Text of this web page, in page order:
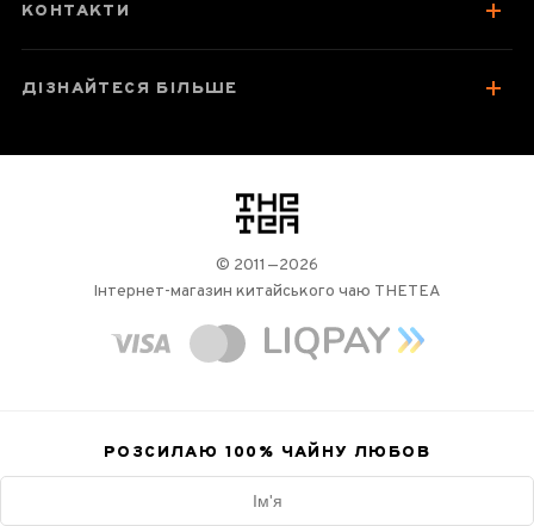
КОНТАКТИ
ДІЗНАЙТЕСЯ БІЛЬШЕ
логотип
© 2011—2026
Інтернет-магазин китайського чаю THETEA
РОЗСИЛАЮ 100% ЧАЙНУ ЛЮБОВ